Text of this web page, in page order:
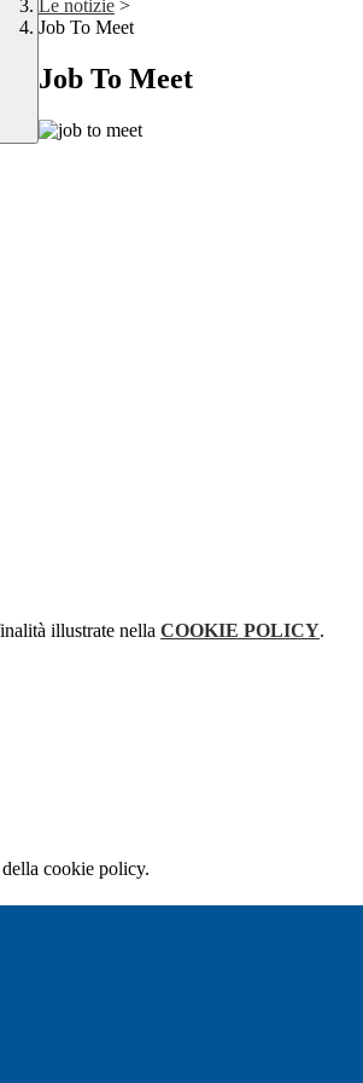
Le notizie >
Job To Meet
Job To Meet
illustrate nella COOKIE POLICY.
cookie policy.